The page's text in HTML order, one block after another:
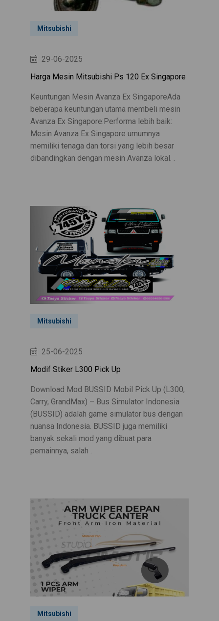
Mitsubishi
29-06-2025
Harga Mesin Mitsubishi Ps 120 Ex Singapore
Keuntungan Mesin Avanza Ex SingaporeAda
beberapa keuntungan utama membeli mesin
Avanza Ex Singapore:Performa lebih baik:
Mesin Avanza Ex Singapore umumnya
memiliki tenaga dan torsi yang lebih besar
dibandingkan dengan mesin Avanza lokal. .
Mitsubishi
25-06-2025
Modif Stiker L300 Pick Up
Download Mod BUSSID Mobil Pick Up (L300,
Carry, GrandMax) – Bus Simulator Indonesia
(BUSSID) adalah game simulator bus dengan
nuansa Indonesia. BUSSID juga memiliki
banyak sekali mod yang dibuat para
pemainnya, salah .
Mitsubishi